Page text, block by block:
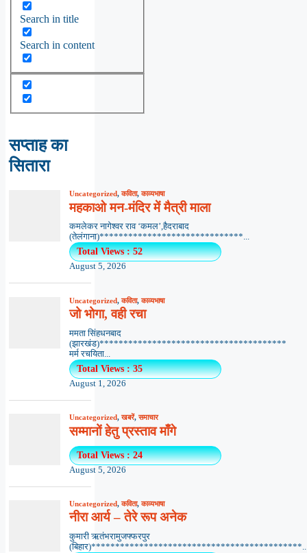
Search in title
Search in content
सप्ताह का
सितारा
Uncategorized,कविता,काव्यभाषा
महकाओ मन-मंदिर में मैत्री माला
कमलेकर नागेश्वर राव ‘कमल’,हैदराबाद
(तेलंगाना)******************************...
Total Views : 52
August 5, 2026
Uncategorized,कविता,काव्यभाषा
जो भोगा, वही रचा
ममता सिंहधनबाद
(झारखंड)***************************************
मर्म रचयिता...
Total Views : 35
August 1, 2026
Uncategorized,खबरें,समाचार
सम्मानों हेतु प्रस्ताव माँगे
Total Views : 24
August 5, 2026
Uncategorized,कविता,काव्यभाषा
नीरा आर्य – तेरे रूप अनेक
कुमारी ऋतंभरामुजफ्फरपुर